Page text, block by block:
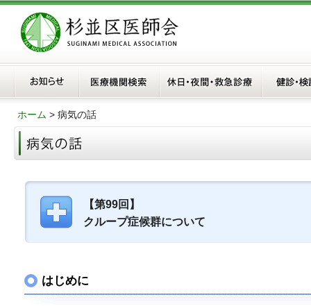
ホーム > 病気の話
【第99回】
クループ症候群について
はじめに